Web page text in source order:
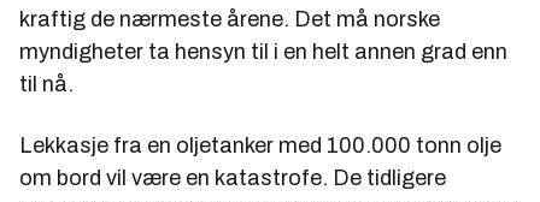
kraftig de nærmeste årene. Det må norske
myndigheter ta hensyn til i en helt annen grad enn
til nå.
Lekkasje fra en oljetanker med 100.000 tonn olje
om bord vil være en katastrofe. De tidligere